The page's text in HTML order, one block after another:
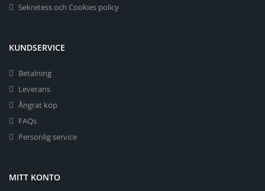
Sekretess och Cookies policy
KUNDSERVICE
Betalning
Leverans
Ångrat köp
FAQs
Personlig service
MITT KONTO